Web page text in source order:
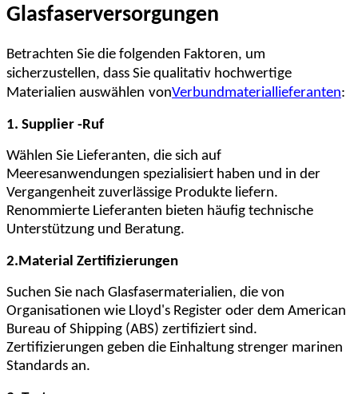
Glasfaserversorgungen
Betrachten Sie die folgenden Faktoren, um
sicherzustellen, dass Sie qualitativ hochwertige
Materialien auswählen vonVerbundmateriallieferanten:
1. Supplier -Ruf
Wählen Sie Lieferanten, die sich auf
Meeresanwendungen spezialisiert haben und in der
Vergangenheit zuverlässige Produkte liefern.
Renommierte Lieferanten bieten häufig technische
Unterstützung und Beratung.
2.Material Zertifizierungen
Suchen Sie nach Glasfasermaterialien, die von
Organisationen wie Lloyd's Register oder dem American
Bureau of Shipping (ABS) zertifiziert sind.
Zertifizierungen geben die Einhaltung strenger marinen
Standards an.